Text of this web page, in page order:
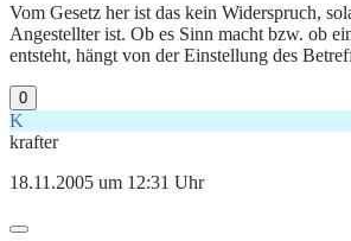
Vom Gesetz her ist das kein Widerspruch,
Angestellter ist. Ob es Sinn macht bzw. ob
entsteht, hängt von der Einstellung des
0
K
krafter
18.11.2005 um 12:31 Uhr